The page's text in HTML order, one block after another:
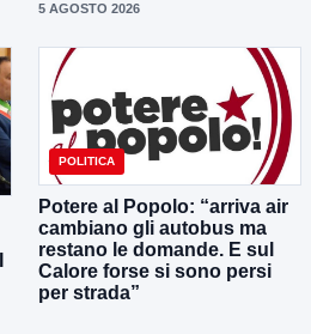
5 AGOSTO 2026
POLITICA
Potere al Popolo: “arriva air
cambiano gli autobus ma
restano le domande. E sul
Calore forse si sono persi
per strada”